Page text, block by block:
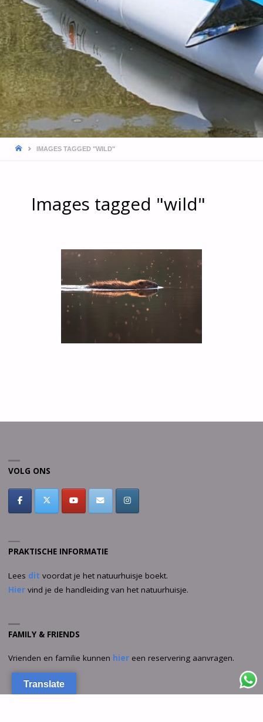
HOMEIMAGES TAGGED "WILD"
Images tagged "wild"
VOLG ONS
PRAKTISCHE INFORMATIE
Lees dit voordat je het natuurhuisje boekt.
Hiervind je de handleiding van het natuurhuisje.
FAMILY & FRIENDS
Vrienden en familie kunnen hiereen reservering aanvragen.
Translate